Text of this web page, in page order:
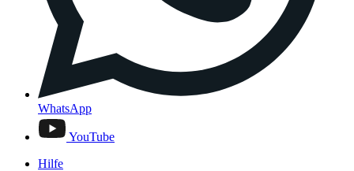
WhatsApp
YouTube
Hilfe